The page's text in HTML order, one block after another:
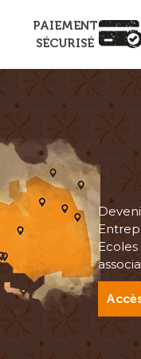
PAIEMENT
SÉCURISÉ